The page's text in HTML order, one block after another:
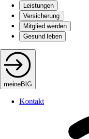
Leistungen
Versicherung
Mitglied werden
Gesund leben
meineBIG
Kontakt